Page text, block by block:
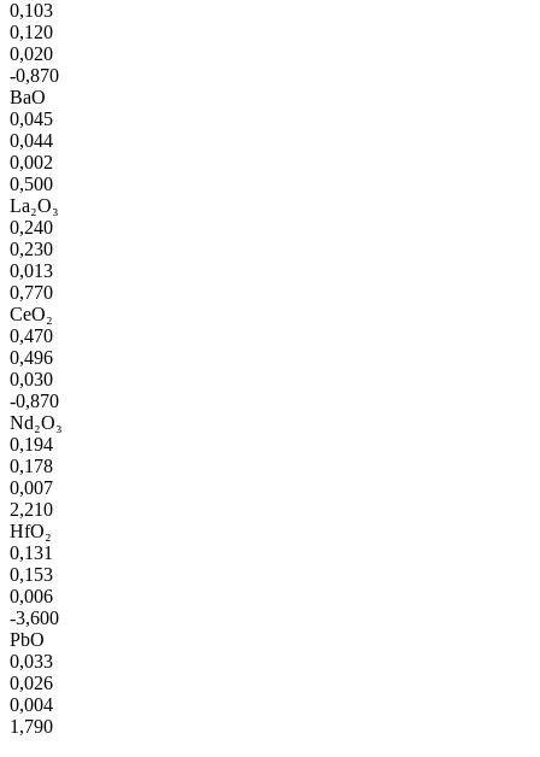
0,103
0,120
0,020
-0,870
BaO
0,045
0,044
0,002
0,500
La₂O₃
0,240
0,230
0,013
0,770
CeO₂
0,470
0,496
0,030
-0,870
Nd₂O₃
0,194
0,178
0,007
2,210
HfO₂
0,131
0,153
0,006
-3,600
PbO
0,033
0,026
0,004
1,790